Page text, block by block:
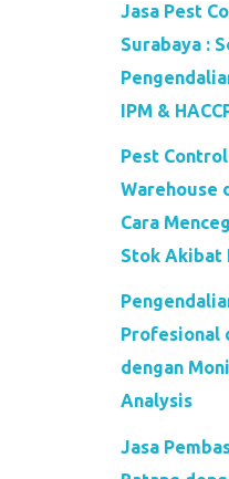
Jasa Pest
Surabaya :
IPM &
Pest
Warehouse
Cara
Stok Akibat
Profesional
dengan
Analysis
Jasa